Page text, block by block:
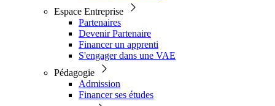
Espace Entreprise
Partenaires
Devenir Partenaire
Financer un apprenti
S'engager dans une VAE
Pédagogie
Admission
Financer ses études